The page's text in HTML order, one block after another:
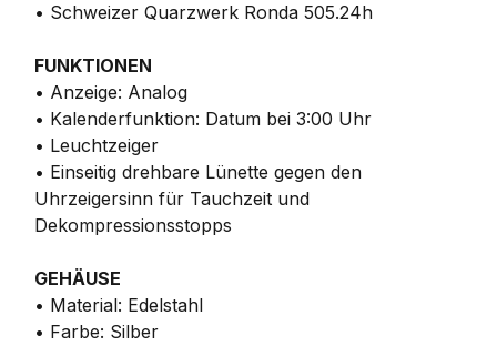
• Schweizer Quarzwerk Ronda 505.24h
FUNKTIONEN
• Anzeige: Analog
• Kalenderfunktion: Datum bei 3:00 Uhr
• Leuchtzeiger
• Einseitig drehbare Lünette gegen den
Uhrzeigersinn für Tauchzeit und
Dekompressionsstopps
GEHÄUSE
• Material: Edelstahl
• Farbe: Silber